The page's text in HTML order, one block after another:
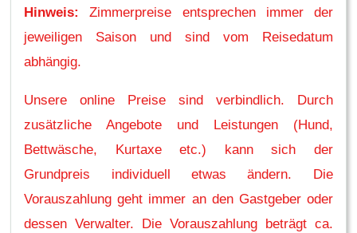
Hinweis:
Zimmerpreise entsprechen immer der
jeweiligen Saison und sind vom Reisedatum
abhängig.
Unsere online Preise sind verbindlich. Durch
zusätzliche Angebote und Leistungen (Hund,
Bettwäsche, Kurtaxe etc.) kann sich der
Grundpreis individuell etwas ändern. Die
Vorauszahlung geht immer an den Gastgeber oder
dessen Verwalter. Die Vorauszahlung beträgt ca.